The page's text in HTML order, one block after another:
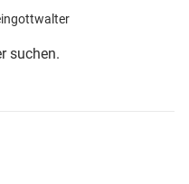
suchen.